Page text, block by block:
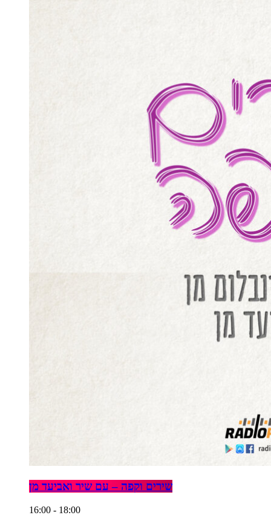
שירים וקפה – עם שיר ואביעד מן
16:00 - 18:00